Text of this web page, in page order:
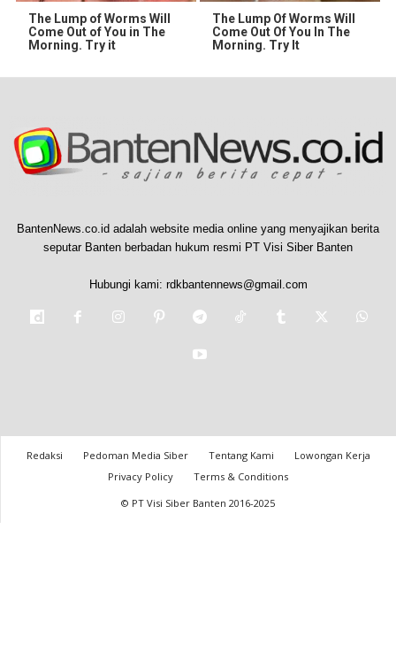
The Lump of Worms Will
Come Out of You in The
Morning. Try it
The Lump Of Worms Will
Come Out Of You In The
Morning. Try It
BantenNews.co.id adalah website media online yang menyajikan berita
seputar Banten berbadan hukum resmi PT Visi Siber Banten
Hubungi kami: rdkbantennews@gmail.com
Redaksi Pedoman Media Siber Tentang Kami
Lowongan Kerja
Privacy Policy
Terms & Conditions
© PT Visi Siber Banten 2016-2025